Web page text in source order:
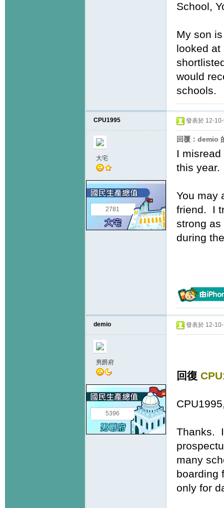
School,
My son
looked at
would
schools.
CPU1995
大宅
2781
發表於 12-
回覆：demio
I
this year.
You may
friend. I
strong as
during
demio
男爵府
5396
發表於 12-
回復
Thanks.
many
boarding
only for